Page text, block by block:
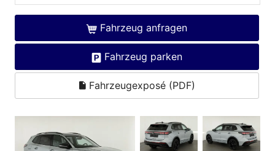
Fahrzeug anfragen
Fahrzeug parken
Fahrzeugexposé (PDF)